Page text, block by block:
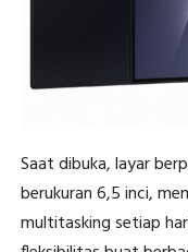
Saat dibuka, layar
berukuran 6,5 inci,
multitasking setiap